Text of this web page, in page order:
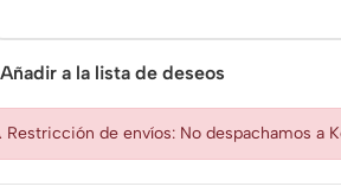
Añadir a la lista de deseos
de envíos: No despachamos a